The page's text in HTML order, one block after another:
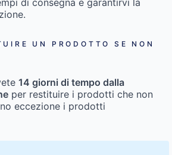
di consegna e garantirvi la
UN PRODOTTO SE NON
14 giorni di tempo dalla
per restituire i prodotti che non
eccezione i prodotti